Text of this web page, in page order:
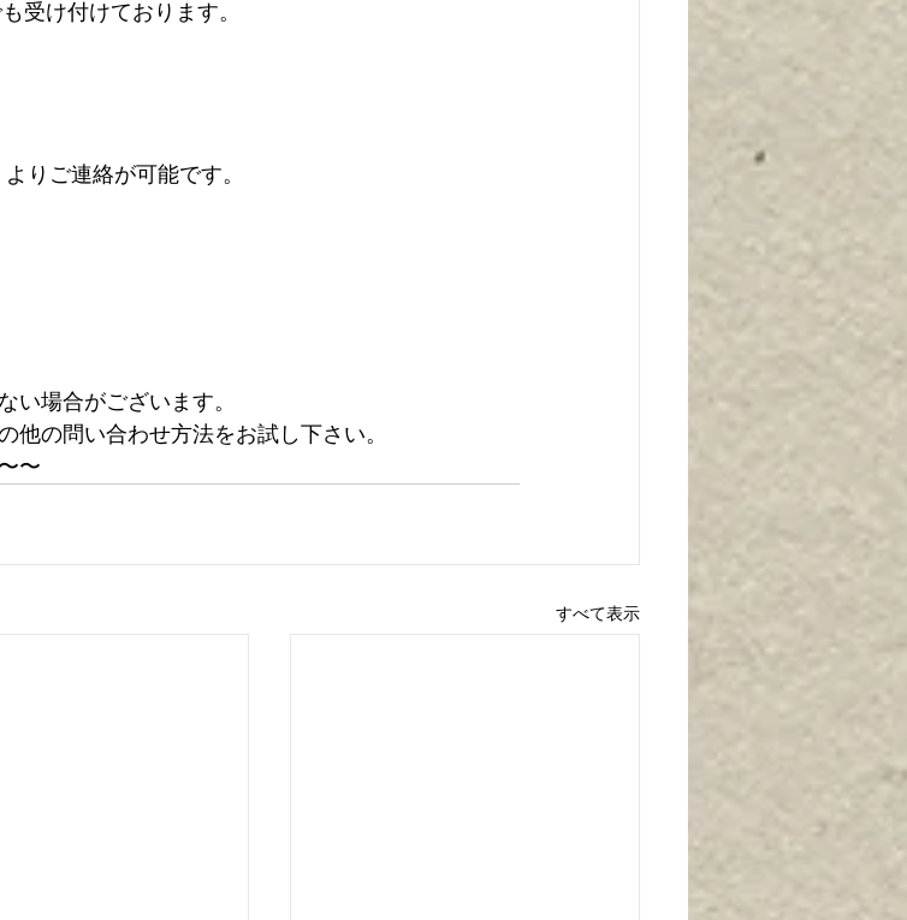
受け付けております。
りご連絡が可能です。
場合がございます。
他の問い合わせ方法をお試し下さい。
〜
すべて表示